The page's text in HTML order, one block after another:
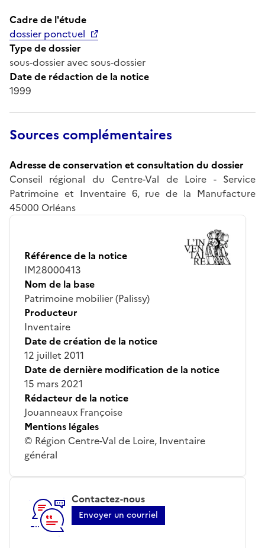
Cadre de l'étude
dossier ponctuel
Type de dossier
sous-dossier avec sous-dossier
Date de rédaction de la notice
1999
Sources complémentaires
Adresse de conservation et consultation du dossier
Conseil régional du Centre-Val de Loire - Service
Patrimoine et Inventaire 6, rue de la Manufacture
45000 Orléans
Référence de la notice
IM28000413
Nom de la base
Patrimoine mobilier (Palissy)
Producteur
Inventaire
Date de création de la notice
12 juillet 2011
Date de dernière modification de la notice
15 mars 2021
Rédacteur de la notice
Jouanneaux Françoise
Mentions légales
© Région Centre-Val de Loire, Inventaire
général
Contactez-nous
Envoyer un courriel